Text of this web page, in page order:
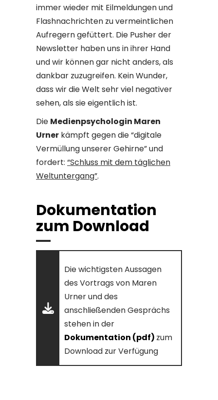
immer wieder mit Eilmeldungen und
Flashnachrichten zu vermeintlichen
Aufregern gefüttert. Die Pusher der
Newsletter haben uns in ihrer Hand
und wir können gar nicht anders, als
dankbar zuzugreifen. Kein Wunder,
dass wir die Welt sehr viel negativer
sehen, als sie eigentlich ist.
Die Medienpsychologin Maren
Urner kämpft gegen die “digitale
Vermüllung unserer Gehirne” und
fordert: “Schluss mit dem täglichen
Weltuntergang”.
Dokumentation
zum Download
Die wichtigsten Aussagen
des Vortrags von Maren
Urner und des
anschließenden Gesprächs
stehen in der
Dokumentation (pdf) zum
Download zur Verfügung